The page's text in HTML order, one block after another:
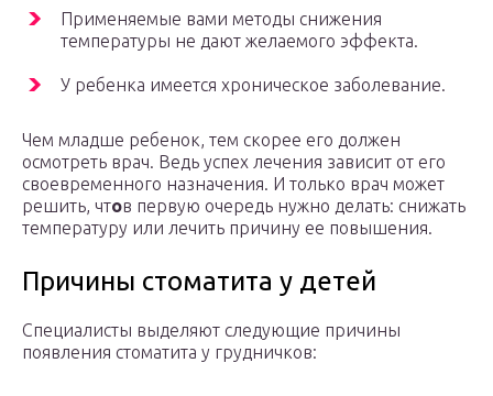
Применяемые вами методы снижения
температуры не дают желаемого эффекта.
У ребенка имеется хроническое заболевание.
Чем младше ребенок, тем скорее его должен
осмотреть врач. Ведь успех лечения зависит от его
своевременного назначения. И только врач может
решить, чтов первую очередь нужно делать: снижать
температуру или лечить причину ее повышения.
Причины стоматита у детей
Специалисты выделяют следующие причины
появления стоматита у грудничков: